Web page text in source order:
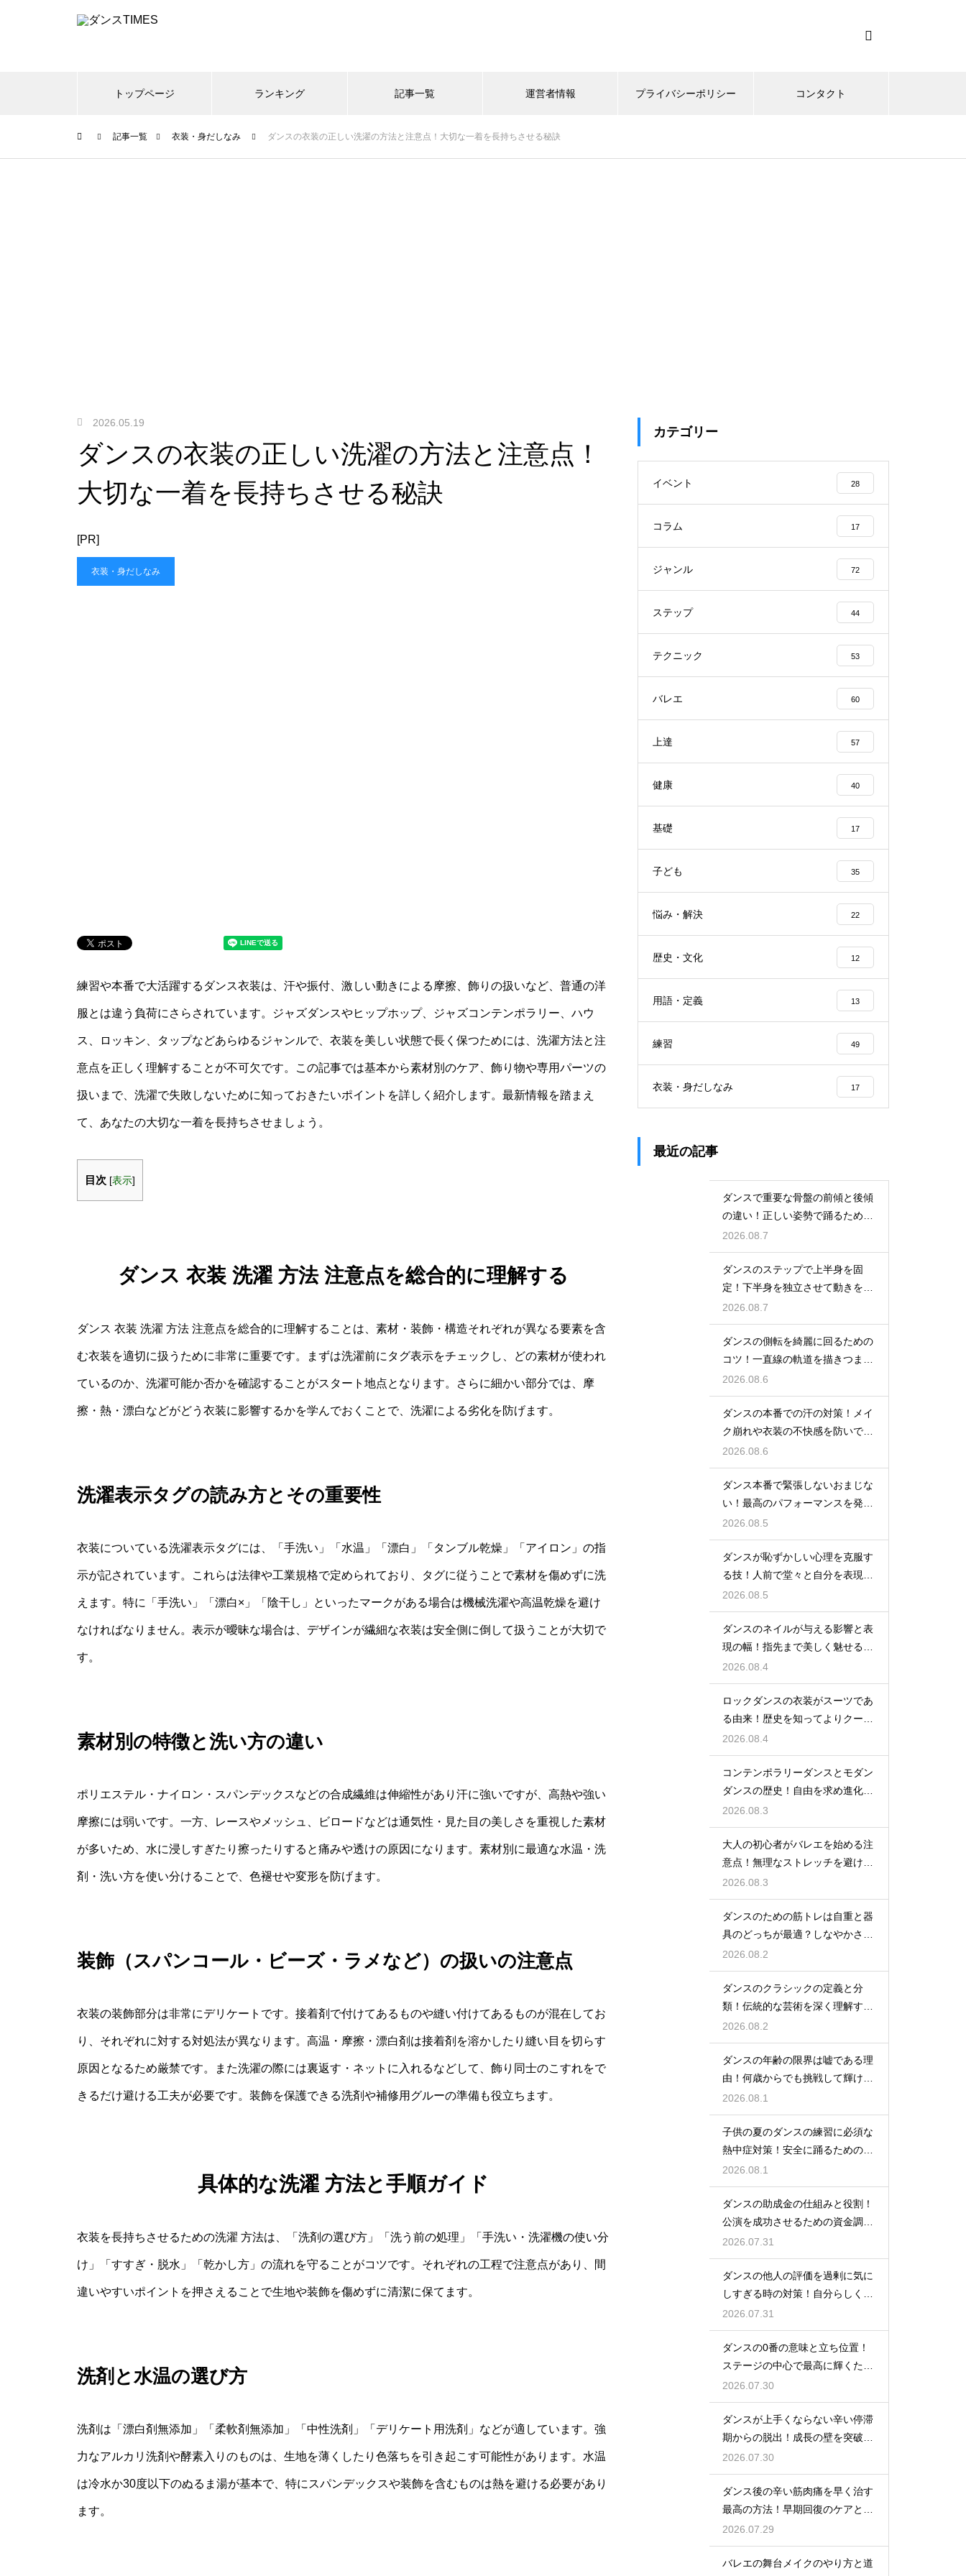
トップページ ランキング 記事一覧 運営者情報 プライバシーポリシー コンタクト
記事一覧 衣装・身だしなみ ダンスの衣装の正しい洗濯の方法と注意点！大切な一着を長持ちさせる秘訣
2026.05.19
ダンスの衣装の正しい洗濯の方法と注意点！
大切な一着を長持ちさせる秘訣
[PR]
衣装・身だしなみ
練習や本番で大活躍するダンス衣装は、汗や振付、激しい動きによる摩擦、飾りの扱いなど、普通の洋
服とは違う負荷にさらされています。ジャズダンスやヒップホップ、ジャズコンテンポラリー、ハウ
ス、ロッキン、タップなどあらゆるジャンルで、衣装を美しい状態で長く保つためには、洗濯方法と注
意点を正しく理解することが不可欠です。この記事では基本から素材別のケア、飾り物や専用パーツの
扱いまで、洗濯で失敗しないために知っておきたいポイントを詳しく紹介します。最新情報を踏まえ
て、あなたの大切な一着を長持ちさせましょう。
目次 [表示]
ダンス 衣装 洗濯 方法 注意点を総合的に理解する
ダンス 衣装 洗濯 方法 注意点を総合的に理解することは、素材・装飾・構造それぞれが異なる要素を含
む衣装を適切に扱うために非常に重要です。まずは洗濯前にタグ表示をチェックし、どの素材が使われ
ているのか、洗濯可能か否かを確認することがスタート地点となります。さらに細かい部分では、摩
擦・熱・漂白などがどう衣装に影響するかを学んでおくことで、洗濯による劣化を防げます。
洗濯表示タグの読み方とその重要性
衣装についている洗濯表示タグには、「手洗い」「水温」「漂白」「タンブル乾燥」「アイロン」の指
示が記されています。これらは法律や工業規格で定められており、タグに従うことで素材を傷めずに洗
えます。特に「手洗い」「漂白×」「陰干し」といったマークがある場合は機械洗濯や高温乾燥を避け
なければなりません。表示が曖昧な場合は、デザインが繊細な衣装は安全側に倒して扱うことが大切で
す。
素材別の特徴と洗い方の違い
ポリエステル・ナイロン・スパンデックスなどの合成繊維は伸縮性があり汗に強いですが、高熱や強い
摩擦には弱いです。一方、レースやメッシュ、ビロードなどは通気性・見た目の美しさを重視した素材
が多いため、水に浸しすぎたり擦ったりすると痛みや透けの原因になります。素材別に最適な水温・洗
剤・洗い方を使い分けることで、色褪せや変形を防げます。
装飾（スパンコール・ビーズ・ラメなど）の扱いの注意点
衣装の装飾部分は非常にデリケートです。接着剤で付けてあるものや縫い付けてあるものが混在してお
り、それぞれに対する対処法が異なります。高温・摩擦・漂白剤は接着剤を溶かしたり縫い目を切らす
原因となるため厳禁です。また洗濯の際には裏返す・ネットに入れるなどして、飾り同士のこすれをで
きるだけ避ける工夫が必要です。装飾を保護できる洗剤や補修用グルーの準備も役立ちます。
具体的な洗濯 方法と手順ガイド
衣装を長持ちさせるための洗濯 方法は、「洗剤の選び方」「洗う前の処理」「手洗い・洗濯機の使い分
け」「すすぎ・脱水」「乾かし方」の流れを守ることがコツです。それぞれの工程で注意点があり、間
違いやすいポイントを押さえることで生地や装飾を傷めずに清潔に保てます。
洗剤と水温の選び方
洗剤は「漂白剤無添加」「柔軟剤無添加」「中性洗剤」「デリケート用洗剤」などが適しています。強
力なアルカリ洗剤や酵素入りのものは、生地を薄くしたり色落ちを引き起こす可能性があります。水温
は冷水か30度以下のぬるま湯が基本で、特にスパンデックスや装飾を含むものは熱を避ける必要があり
ます。
カテゴリー
イベント 28
コラム 17
ジャンル 72
ステップ 44
テクニック 53
バレエ 60
上達 57
健康 40
基礎 17
子ども 35
悩み・解決 22
歴史・文化 12
用語・定義 13
練習 49
衣装・身だしなみ 17
最近の記事
ダンスで重要な骨盤の前傾と後傾
の違い！正しい姿勢で踊るための
鍵
2026.08.7
ダンスのステップで上半身を固
定！下半身を独立させて動きを際
立たせる
2026.08.7
ダンスの側転を綺麗に回るための
コツ！一直線の軌道を描きつま先
まで伸ばす
2026.08.6
ダンスの本番での汗の対策！メイ
ク崩れや衣装の不快感を防いで快
適に踊る
2026.08.6
ダンス本番で緊張しないおまじな
い！最高のパフォーマンスを発揮
する心理術
2026.08.5
ダンスが恥ずかしい心理を克服す
る技！人前で堂々と自分を表現す
るステップ
2026.08.5
ダンスのネイルが与える影響と表
現の幅！指先まで美しく魅せるた
めの工夫
2026.08.4
ロックダンスの衣装がスーツであ
る由来！歴史を知ってよりクール
に踊ろう
2026.08.4
コンテンポラリーダンスとモダン
ダンスの歴史！自由を求め進化す
る表現の道
2026.08.3
大人の初心者がバレエを始める注
意点！無理なストレッチを避け安
全に楽しむ
2026.08.3
ダンスのための筋トレは自重と器
具のどっちが最適？しなやかさを
保つ秘訣
2026.08.2
ダンスのクラシックの定義と分
類！伝統的な芸術を深く理解する
ための鍵
2026.08.2
ダンスの年齢の限界は嘘である理
由！何歳からでも挑戦して輝ける
という事実
2026.08.1
子供の夏のダンスの練習に必須な
熱中症対策！安全に踊るためのポ
イント
2026.08.1
ダンスの助成金の仕組みと役割！
公演を成功させるための資金調達
のノウハウ
2026.07.31
ダンスの他人の評価を過剰に気に
しすぎる時の対策！自分らしく踊
るには
2026.07.31
ダンスの0番の意味と立ち位置！
ステージの中心で最高に輝くため
の心得
2026.07.30
ダンスが上手くならない辛い停滞
期からの脱出！成長の壁を突破す
る秘訣
2026.07.30
ダンス後の辛い筋肉痛を早く治す
最高の方法！早期回復のケアと
は？
2026.07.29
バレエの舞台メイクのやり方と道